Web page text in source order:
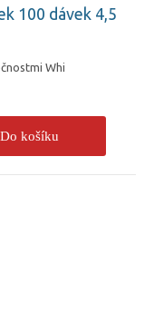
100 dávek 4,5
Whi
Do košíku